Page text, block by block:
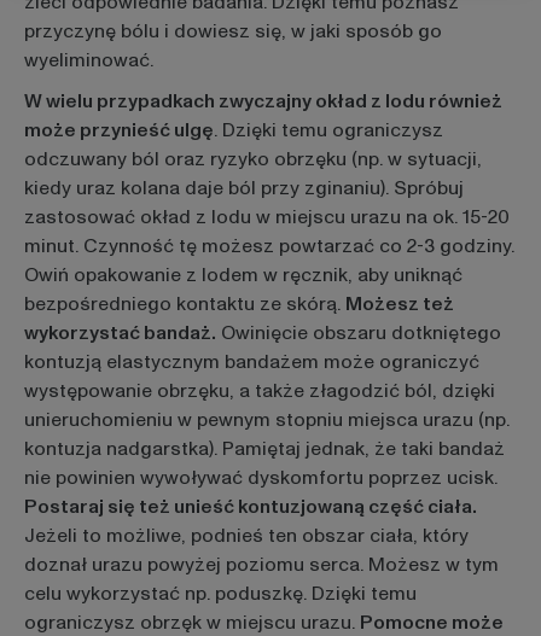
przyczynę bólu i dowiesz się, w jaki sposób go
wyeliminować.
W wielu przypadkach zwyczajny okład z lodu również
może przynieść ulgę. Dzięki temu ograniczysz
odczuwany ból oraz ryzyko obrzęku (np. w sytuacji,
kiedy uraz kolana daje ból przy zginaniu). Spróbuj
zastosować okład z lodu w miejscu urazu na ok. 15-20
minut. Czynność tę możesz powtarzać co 2-3 godziny.
Owiń opakowanie z lodem w ręcznik, aby uniknąć
bezpośredniego kontaktu ze skórą. Możesz też
wykorzystać bandaż. Owinięcie obszaru dotkniętego
kontuzją elastycznym bandażem może ograniczyć
występowanie obrzęku, a także złagodzić ból, dzięki
unieruchomieniu w pewnym stopniu miejsca urazu (np.
kontuzja nadgarstka). Pamiętaj jednak, że taki bandaż
nie powinien wywoływać dyskomfortu poprzez ucisk.
Postaraj się też unieść kontuzjowaną część ciała.
Jeżeli to możliwe, podnieś ten obszar ciała, który
doznał urazu powyżej poziomu serca. Możesz w tym
celu wykorzystać np. poduszkę. Dzięki temu
ograniczysz obrzęk w miejscu urazu. Pomocne może